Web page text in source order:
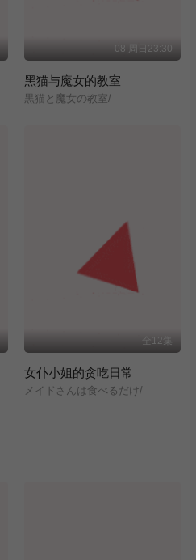
08|周日23:30
黑猫与魔女的教室
黒猫と魔女の教室/
全12集
女仆小姐的贪吃日常
メイドさんは食べるだけ/